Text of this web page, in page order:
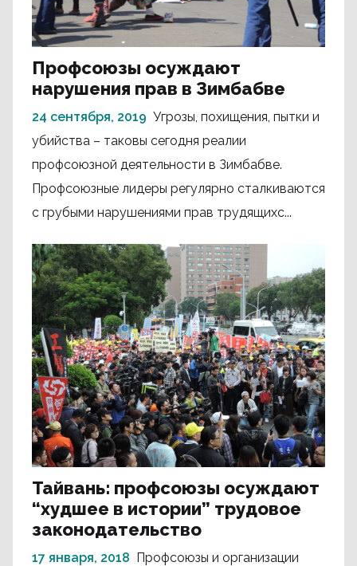
Профсоюзы осуждают
нарушения прав в Зимбабве
24 сентября, 2019 Угрозы, похищения, пытки и
убийства – таковы сегодня реалии
профсоюзной деятельности в Зимбабве.
Профсоюзные лидеры регулярно сталкиваются
с грубыми нарушениями прав трудящихс...
Тайвань: профсоюзы осуждают
“худшее в истории” трудовое
законодательство
17 января, 2018 Профсоюзы и организации